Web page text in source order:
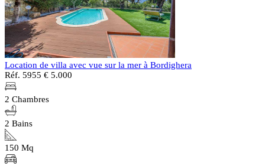
Location de villa avec vue sur la mer à Bordighera
Réf. 5955 € 5.000
2 Chambres
2 Bains
150 Mq